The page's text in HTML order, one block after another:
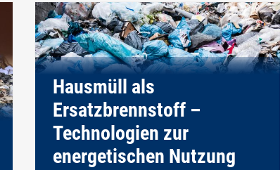
Hausmüll als
Ersatzbrennstoff –
Technologien zur
energetischen Nutzung